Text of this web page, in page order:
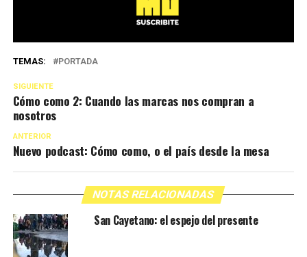
TEMAS: PORTADA
SIGUIENTE
Cómo como 2: Cuando las marcas nos compran a
nosotros
ANTERIOR
Nuevo podcast: Cómo como, o el país desde la mesa
NOTAS RELACIONADAS
San Cayetano: el espejo del presente